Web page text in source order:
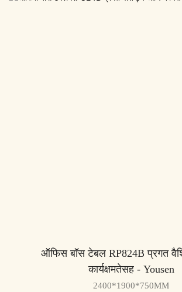
ऑफिस बॉस टेबल RP824B प्रगत
कार्यक्षमतेसह - Yousen
2400*1900*750MM